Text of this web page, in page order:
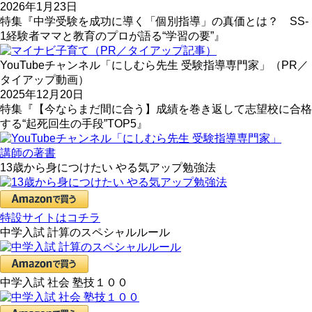
2026年1月23日
特集『中学受験を成功に導く「個別指導」の真価とは？ SS-
1経験者ママと教育のプロが語る“学習の要”』
YouTubeチャンネル「にしむら先生 受験指導専門家」（PR／
タイアップ動画）
2025年12月20日
特集『【今ならまだ間に合う】成績を巻き返して志望校に合格
する“起死回生の手段”TOP5』
講師の著書
13歳から身につけたい やる気アップ勉強法
特設サイトはコチラ
中学入試 計算のスペシャルルール
中学入試 社会 塾技１００